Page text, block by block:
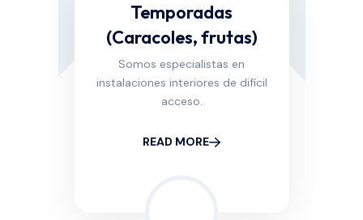
Temporadas
(Caracoles, frutas)
Somos especialistas en
instalaciones interiores de difícil
acceso.
READ MORE